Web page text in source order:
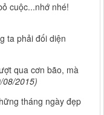
cuộc...nhớ nhé!
ta phải đối diện
qua cơn bão, mà
08/2015)
tháng ngày đẹp